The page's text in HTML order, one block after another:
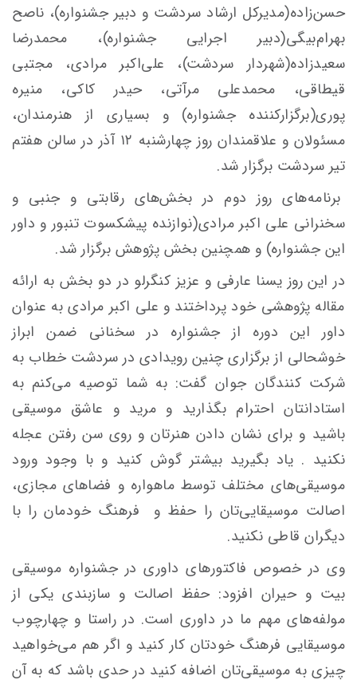
حسن‌زاده(مدیرکل ارشاد سردشت و دبیر جشنواره)، ناصح
بهرام‌بیگی(دبیر اجرایی جشنواره)، محمدرضا
سعیدزاده(شهردار سردشت)، علی‌اکبر مرادی، مجتبی
قیطاقی، محمدعلی مرآتی، حیدر کاکی، منیره
پوری(برگزارکننده جشنواره) و بسیاری از هنرمندان،
مسئولان و علاقمندان روز چهارشنبه ۱۲ آذر در سالن هفتم
تیر سردشت برگزار شد.
برنامه‌های روز دوم در بخش‌های رقابتی و جنبی و
سخنرانی علی اکبر مرادی(نوازنده پیشکسوت تنبور و داور
این جشنواره) و همچنین بخش پژوهش برگزار شد.
در این روز یسنا عارفی و عزیز کنگرلو در دو بخش به ارائه
مقاله پژوهشی خود پرداختند و علی اکبر مرادی به عنوان
داور این دوره از جشنواره در سخنانی ضمن ابراز
خوشحالی از برگزاری چنین رویدادی در سردشت خطاب به
شرکت کنندگان جوان گفت: به شما توصیه می‌کنم به
استادانتان احترام بگذارید و مرید و عاشق موسیقی
باشید و برای نشان دادن هنرتان و روی سن رفتن عجله
نکنید . یاد بگیرید بیشتر گوش کنید و با وجود ورود
موسیقی‌های مختلف توسط ماهواره و فضاهای مجازی،
اصالت موسیقایی‌تان را حفظ و فرهنگ خودمان را با
دیگران قاطی نکنید.
وی در خصوص فاکتورهای داوری در جشنواره موسیقی
بیت و حیران افزود: حفظ اصالت و سازبندی یکی از
مولفه‌های مهم ما در داوری است. در راستا و چهارچوب
موسیقایی فرهنگ خودتان کار کنید و اگر هم می‌خواهید
چیزی به موسیقی‌تان اضافه کنید در حدی باشد که به آن